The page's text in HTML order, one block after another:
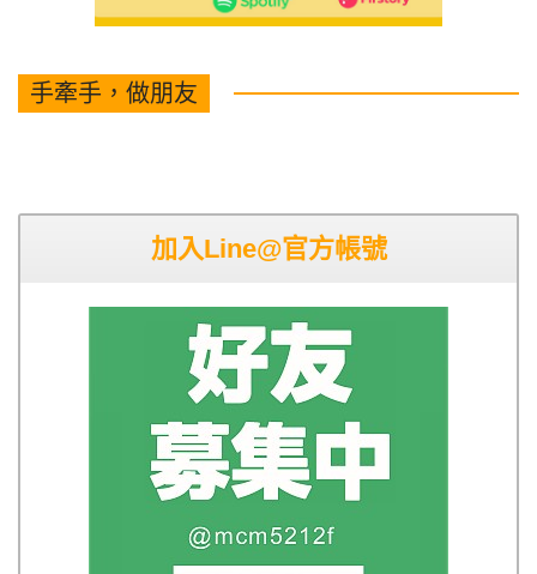
手牽手，做朋友
加入Line@官方帳號